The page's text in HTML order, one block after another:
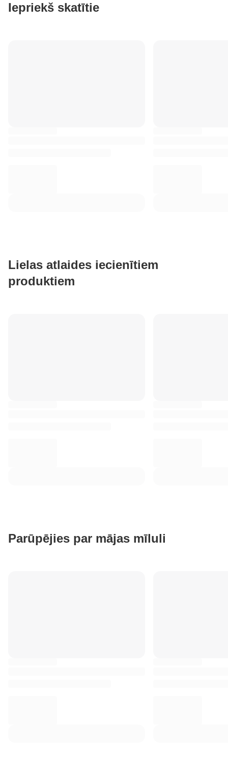
Iepriekš skatītie
Lielas atlaides iecienītiem
produktiem
Parūpējies par mājas mīluli